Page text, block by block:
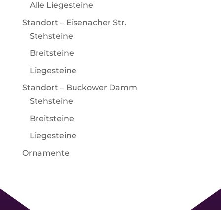
Alle Liegesteine
Standort – Eisenacher Str.
Stehsteine
Breitsteine
Liegesteine
Standort – Buckower Damm
Stehsteine
Breitsteine
Liegesteine
Ornamente